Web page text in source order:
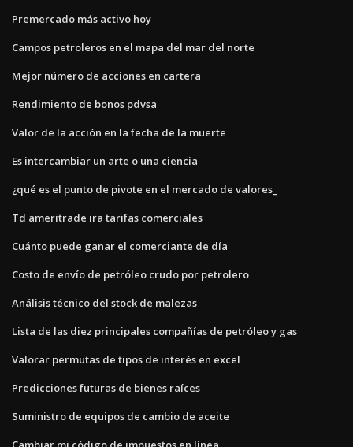
Premercado más activo hoy
Campos petroleros en el mapa del mar del norte
Mejor número de acciones en cartera
Rendimiento de bonos pdvsa
Valor de la acción en la fecha de la muerte
Es intercambiar un arte o una ciencia
¿qué es el punto de pivote en el mercado de valores_
Td ameritrade ira tarifas comerciales
Cuánto puede ganar el comerciante de día
Costo de envío de petróleo crudo por petrolero
Análisis técnico del stock de malezas
Lista de las diez principales compañías de petróleo y gas
Valorar permutas de tipos de interés en excel
Predicciones futuras de bienes raíces
Suministro de equipos de cambio de aceite